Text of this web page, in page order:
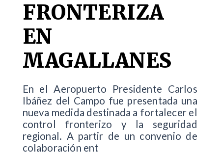
FRONTERIZA
EN
MAGALLANES
En el Aeropuerto Presidente Carlos
Ibáñez del Campo fue presentada una
nueva medida destinada a fortalecer el
control fronterizo y la seguridad
regional. A partir de un convenio de
colaboración ent